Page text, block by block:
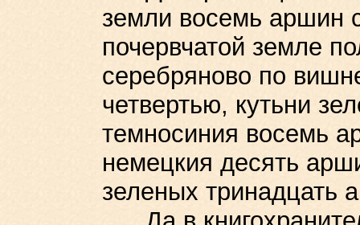
земли восемь аршин
почервчатой земле
серебряново по
четвертью, кутьни
темносиния восемь
немецкия десять
зеленых тринадцать